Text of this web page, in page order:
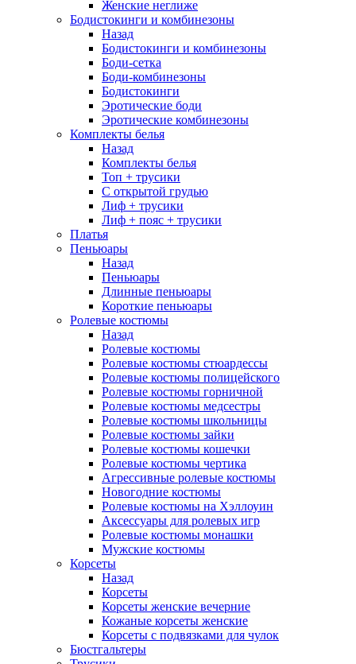
Женские неглиже
Бодистокинги и комбинезоны
Назад
Бодистокинги и комбинезоны
Боди-сетка
Боди-комбинезоны
Бодистокинги
Эротические боди
Эротические комбинезоны
Комплекты белья
Назад
Комплекты белья
Топ + трусики
С открытой грудью
Лиф + трусики
Лиф + пояс + трусики
Платья
Пеньюары
Назад
Пеньюары
Длинные пеньюары
Короткие пеньюары
Ролевые костюмы
Назад
Ролевые костюмы
Ролевые костюмы стюардессы
Ролевые костюмы полицейского
Ролевые костюмы горничной
Ролевые костюмы медсестры
Ролевые костюмы школьницы
Ролевые костюмы зайки
Ролевые костюмы кошечки
Ролевые костюмы чертика
Агрессивные ролевые костюмы
Новогодние костюмы
Ролевые костюмы на Хэллоуин
Аксессуары для ролевых игр
Ролевые костюмы монашки
Мужские костюмы
Корсеты
Назад
Корсеты
Корсеты женские вечерние
Кожаные корсеты женские
Корсеты с подвязками для чулок
Бюстгальтеры